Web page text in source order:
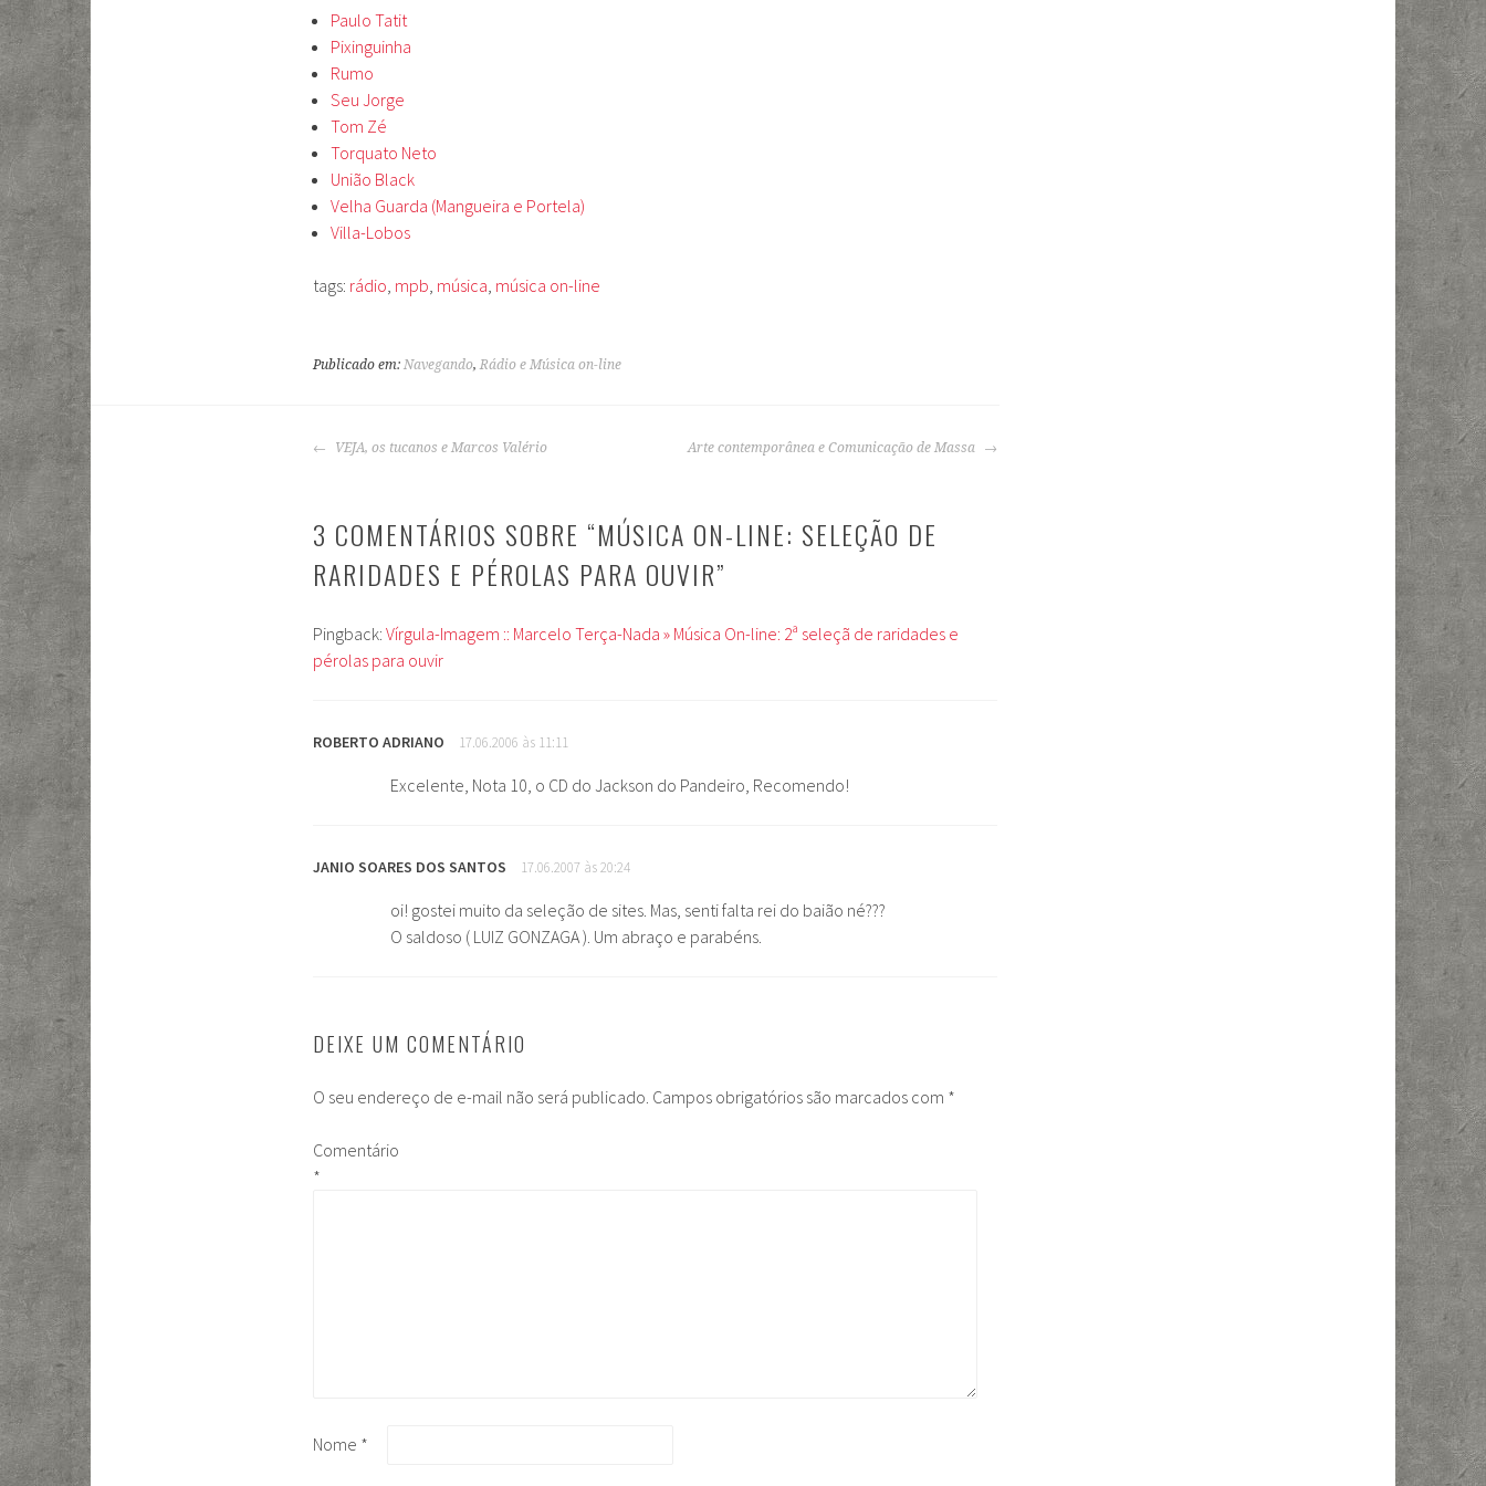
Paulo Tatit
Pixinguinha
Rumo
Seu Jorge
Tom Zé
Torquato Neto
União Black
Velha Guarda (Mangueira e Portela)
Villa-Lobos
tags: rádio, mpb, música, música on-line
Publicado em: Navegando,Rádio e Música on-line
NAVEGAÇÃO
VEJA, os tucanos e Marcos Valério Arte contemporânea e Comunicação de Massa
3 COMENTÁRIOS SOBRE “MÚSICA ON-LINE: SELEÇÃO DE
RARIDADES E PÉROLAS PARA OUVIR”
Pingback: Vírgula-Imagem :: Marcelo Terça-Nada » Música On-line: 2ª seleçã de raridades e
pérolas para ouvir
ROBERTO ADRIANO 17.06.2006 às 11:11
Excelente, Nota 10, o CD do Jackson do Pandeiro, Recomendo!
JANIO SOARES DOS SANTOS 17.06.2007 às 20:24
oi! gostei muito da seleção de sites. Mas, senti falta rei do baião né???
O saldoso ( LUIZ GONZAGA ). Um abraço e parabéns.
DEIXE UM COMENTÁRIO
O seu endereço de e-mail não será publicado. Campos obrigatórios são marcados com *
Comentário
*
Nome *